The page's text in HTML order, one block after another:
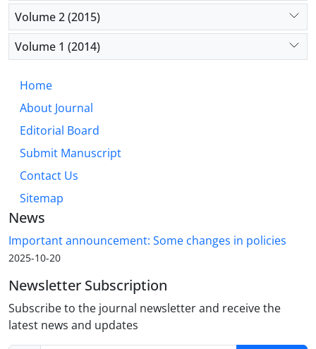
Volume 2 (2015)
Volume 1 (2014)
Home
About Journal
Editorial Board
Submit Manuscript
Contact Us
Sitemap
News
Important announcement: Some changes in policies
2025-10-20
Newsletter Subscription
Subscribe to the journal newsletter and receive the
latest news and updates